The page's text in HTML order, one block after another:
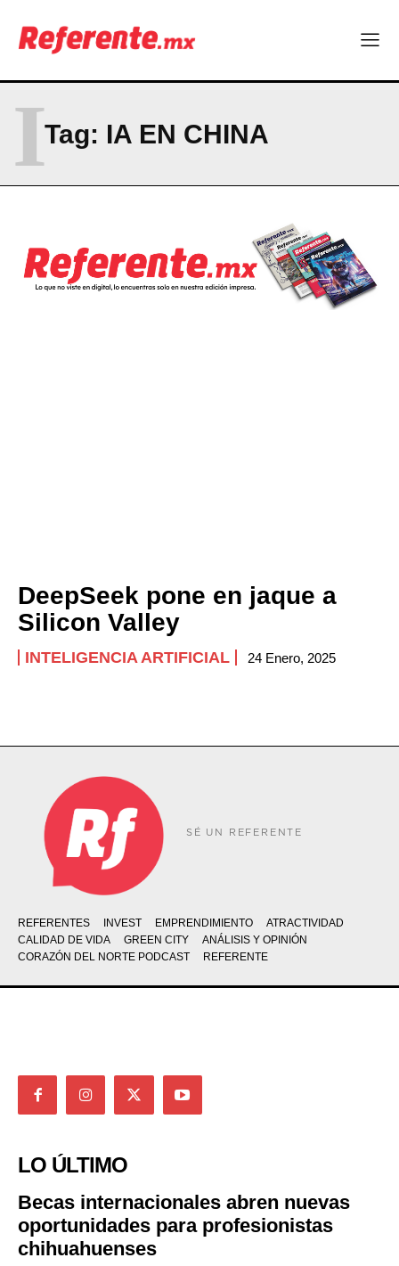
profesionistas chihuahuenses
El proyecto que cambió al mundo sin proponérselo: cómo
Más escuelas renovadas: fortalecen espacios para el regreso
¿Y si el futuro industrial de Chihuahua estuviera en el aire?
Los 40 ya no son la mitad de la vida: son el nuevo punto de
partida
ABOUT
Tag: IA EN CHINA
I
DeepSeek pone en jaque a
Silicon Valley
INTELIGENCIA ARTIFICIAL 24 Enero, 2025
SÉ UN REFERENTE
REFERENTES INVEST EMPRENDIMIENTO
ATRACTIVIDAD
CALIDAD DE VIDA
GREEN CITY
ANÁLISIS Y OPINIÓN
CORAZÓN DEL NORTE PODCAST
REFERENTE
LO ÚLTIMO
Becas internacionales abren nuevas
oportunidades para profesionistas
chihuahuenses